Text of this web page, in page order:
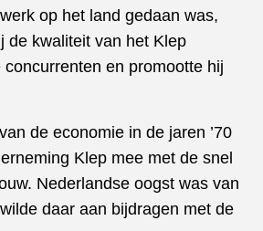
op het land gedaan was,
de kwaliteit van het Klep
en promootte hij
de economie in de jaren ’70
Klep mee met de snel
Nederlandse oogst was van
daar aan bijdragen met de